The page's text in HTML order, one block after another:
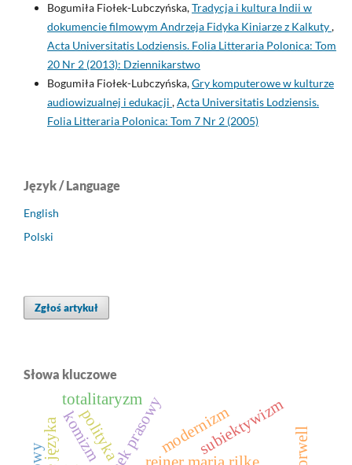
Bogumiła Fiołek-Lubczyńska,Tradycja i kultura Indii w
dokumencie filmowym Andrzeja Fidyka Kiniarze z Kalkuty,
Acta Universitatis Lodziensis. Folia Litteraria Polonica: Tom
20 Nr 2 (2013): Dziennikarstwo
Bogumiła Fiołek-Lubczyńska,Gry komputerowe w kulturze
audiowizualnej i edukacji ,Acta Universitatis Lodziensis.
Folia Litteraria Polonica: Tom 7 Nr 2 (2005)
Język / Language
English
Polski
Zgłoś artykuł
Słowa kluczowe
modernizm
subiektywizm
polityka
totalitaryzm
komizm